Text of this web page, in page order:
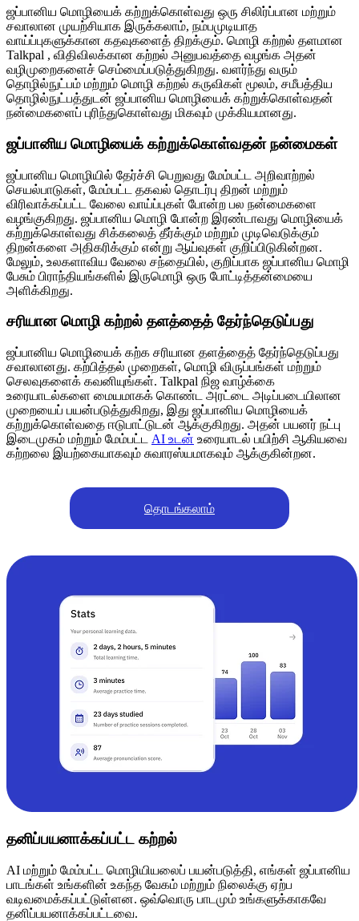
ஜப்பானிய மொழியைக் கற்றுக்கொள்வது ஒரு சிலிர்ப்பான மற்றும்
சவாலான முயற்சியாக இருக்கலாம், நம்பமுடியாத
வாய்ப்புகளுக்கான கதவுகளைத் திறக்கும். மொழி கற்றல் தளமான
Talkpal , விதிவிலக்கான கற்றல் அனுபவத்தை வழங்க அதன்
வழிமுறைகளைச் செம்மைப்படுத்துகிறது. வளர்ந்து வரும்
தொழில்நுட்பம் மற்றும் மொழி கற்றல் கருவிகள் மூலம், சமீபத்திய
தொழில்நுட்பத்துடன் ஜப்பானிய மொழியைக் கற்றுக்கொள்வதன்
நன்மைகளைப் புரிந்துகொள்வது மிகவும் முக்கியமானது.
ஜப்பானிய மொழியைக் கற்றுக்கொள்வதன் நன்மைகள்
ஜப்பானிய மொழியில் தேர்ச்சி பெறுவது மேம்பட்ட அறிவாற்றல்
செயல்பாடுகள், மேம்பட்ட தகவல் தொடர்பு திறன் மற்றும்
விரிவாக்கப்பட்ட வேலை வாய்ப்புகள் போன்ற பல நன்மைகளை
வழங்குகிறது. ஜப்பானிய மொழி போன்ற இரண்டாவது மொழியைக்
கற்றுக்கொள்வது சிக்கலைத் தீர்க்கும் மற்றும் முடிவெடுக்கும்
திறன்களை அதிகரிக்கும் என்று ஆய்வுகள் குறிப்பிடுகின்றன.
மேலும், உலகளாவிய வேலை சந்தையில், குறிப்பாக ஜப்பானிய மொழி
பேசும் பிராந்தியங்களில் இருமொழி ஒரு போட்டித்தன்மையை
அளிக்கிறது.
சரியான மொழி கற்றல் தளத்தைத் தேர்ந்தெடுப்பது
ஜப்பானிய மொழியைக் கற்க சரியான தளத்தைத் தேர்ந்தெடுப்பது
சவாலானது. கற்பித்தல் முறைகள், மொழி விருப்பங்கள் மற்றும்
செலவுகளைக் கவனியுங்கள். Talkpal நிஜ வாழ்க்கை
உரையாடல்களை மையமாகக் கொண்ட அரட்டை அடிப்படையிலான
முறையைப் பயன்படுத்துகிறது, இது ஜப்பானிய மொழியைக்
கற்றுக்கொள்வதை ஈடுபாட்டுடன் ஆக்குகிறது. அதன் பயனர் நட்பு
இடைமுகம் மற்றும் மேம்பட்ட AI உடன் உரையாடல் பயிற்சி ஆகியவை
கற்றலை இயற்கையாகவும் சுவாரஸ்யமாகவும் ஆக்குகின்றன.
தொடங்கலாம்
தனிப்பயனாக்கப்பட்ட கற்றல்
AI மற்றும் மேம்பட்ட மொழியியலைப் பயன்படுத்தி, எங்கள் ஜப்பானிய
பாடங்கள் உங்களின் உகந்த வேகம் மற்றும் நிலைக்கு ஏற்ப
வடிவமைக்கப்பட்டுள்ளன. ஒவ்வொரு பாடமும் உங்களுக்காகவே
தனிப்பயனாக்கப்பட்டவை.